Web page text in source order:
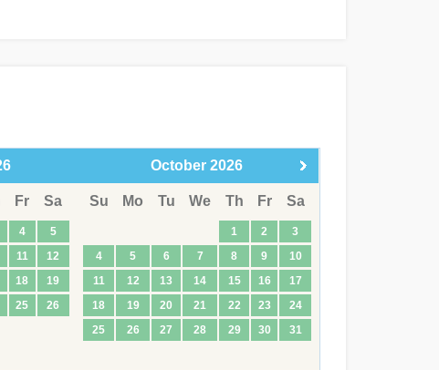
Fr Sa
4
5
11
12
18
19
25
26
October 2026
Su Mo Tu We Th Fr Sa
1 2
3
4
5 6 7 8 9
10
11
12 13 14 15 16
17
18
19 20 21 22 23
24
25
26 27 28 29 30 31